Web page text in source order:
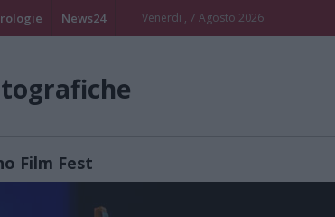
News24 Venerdi , 7 Agosto 2026
Film Fest